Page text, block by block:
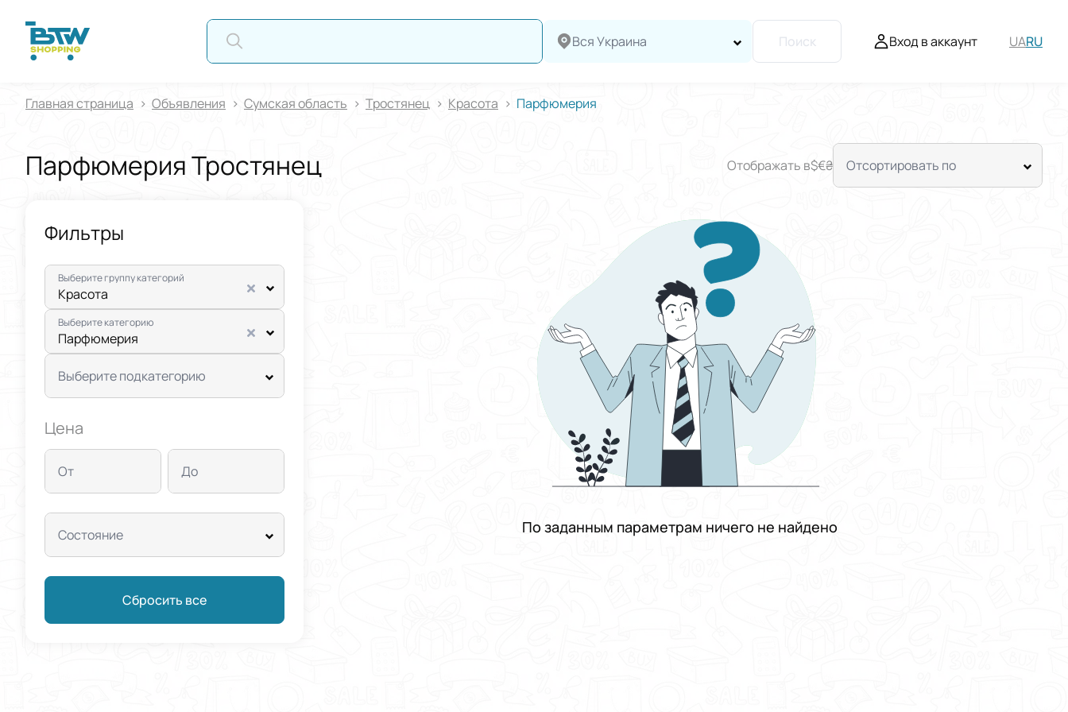
Вся Украина Поиск Вход в аккаунт UARU
Главная страница Oбъявления Сумская область Тростянец Красота Парфюмерия
Парфюмерия Тростянец Отображать в$€₴ Отсортировать по
Фильтры
Выберите группу категорий
Красота
Выберите категорию
Парфюмерия
Выберите подкатегорию
Цена
От До
Состояние
Сбросить все
По заданным параметрам ничего не найдено